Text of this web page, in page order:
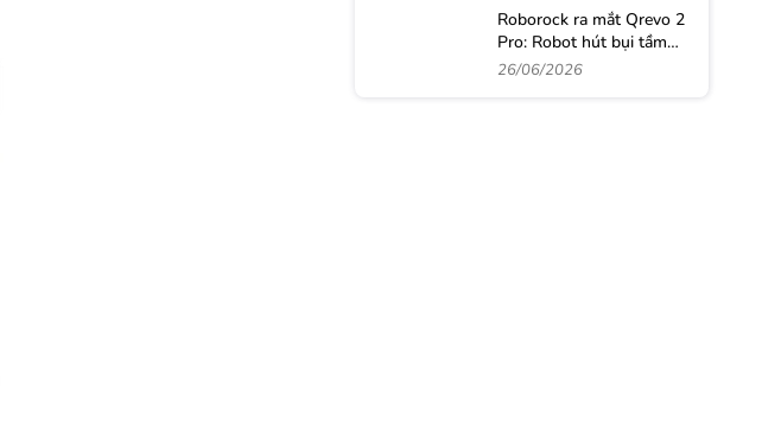
Roborock ra mắt Qrevo 2
Pro: Robot hút bụi tầm
trung với loạt công nghệ
26/06/2026